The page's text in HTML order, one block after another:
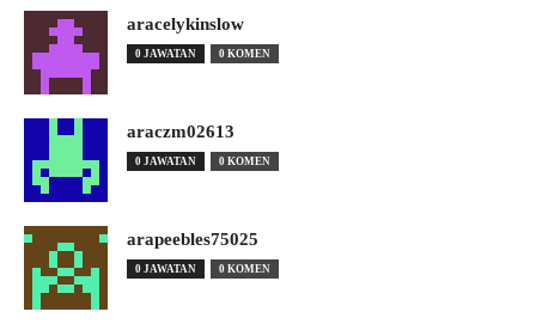
aracelykinslow
0 JAWATAN 0 KOMEN
araczm02613
0 JAWATAN 0 KOMEN
arapeebles75025
0 JAWATAN 0 KOMEN